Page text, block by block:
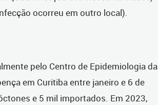
ocorreu em outro local).
pelo Centro de Epidemiologia da
em Curitiba entre janeiro e 6 de
e 5 mil importados. Em 2023,